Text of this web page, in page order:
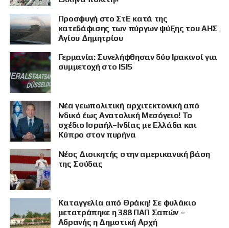
ΠΡΟΒΟΛΗ
Προσφυγή στο ΣτΕ κατά της
κατεδάφισης των πύργων ψύξης του ΑΗΣ
Αγίου Δημητρίου
Γερμανία: Συνελήφθησαν δύο Ιρακινοί για
συμμετοχή στο ISIS
Νέα γεωπολιτική αρχιτεκτονική από
Ινδικό έως Ανατολική Μεσόγειο! Το
σχέδιο Ισραήλ–Ινδίας με Ελλάδα και
Κύπρο στον πυρήνα
Νέος Διοικητής στην αμερικανική βάση
της Σούδας
Καταγγελία από Θράκη! Σε φυλάκιο
μετατράπηκε η 388 ΠΑΠ Σαπών –
Αδρανής η Δημοτική Αρχή